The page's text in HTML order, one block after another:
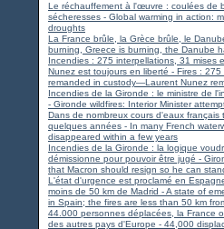
Le réchauffement à l'œuvre : coulées de
sécheresses - Global warming in action:
droughts
La France brûle, la Grèce brûle, le
burning, Greece is burning, the Danube
Incendies : 275 interpellations, 31 mises
Nunez est toujours en liberté - Fires :
remanded in custody—Laurent Nunez
Incendies de la Gironde : le ministre de
- Gironde wildfires: Interior Minister
Dans de nombreux cours d'eaux français
quelques années - In many French
disappeared within a few years
Incendies de la Gironde : la logique
démissionne pour pouvoir être jugé -
that Macron should resign so he can
L'état d'urgence est proclamé en
moins de 50 km de Madrid - A state of
in Spain; the fires are less than 50 km
44.000 personnes déplacées, la France
des autres pays d'Europe - 44,000